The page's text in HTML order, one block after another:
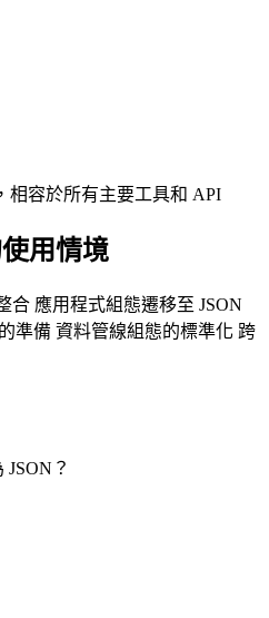
相容於所有主要工具和 API
用情境
合 應用程式組態遷移至 JSON
準備 資料管線組態的標準化 跨
？